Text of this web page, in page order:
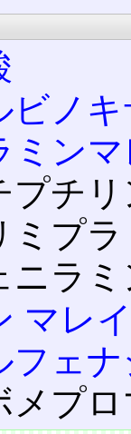
ビノ
ミン
プチリ
ミプ
ニラミ
マレ
フェ
プ